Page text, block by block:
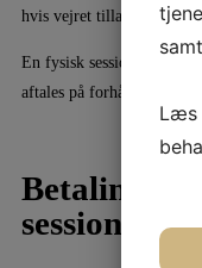
hvis vejret tillader det og
En fysisk session kan altid
aftales på forhånd.
Betaling og
sessioner
Læs